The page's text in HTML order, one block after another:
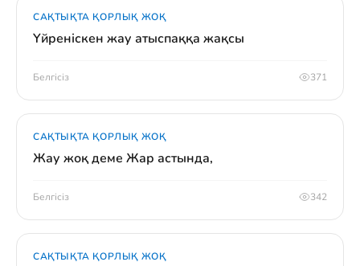
САҚТЫҚТА ҚОРЛЫҚ ЖОҚ
Үйреніскен жау атыспаққа жақсы
Белгісіз 371
САҚТЫҚТА ҚОРЛЫҚ ЖОҚ
Жау жоқ деме Жар астында,
Белгісіз 342
САҚТЫҚТА ҚОРЛЫҚ ЖОҚ